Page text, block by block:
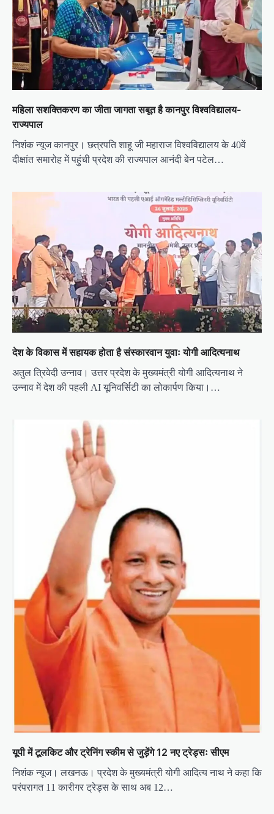
g
a
t
i
महिला सशक्तिकरण का जीता जागता सबूत है कानपुर विश्वविद्यालय-
राज्यपाल
निशंक न्यूज कानपुर। छत्रपति शाहू जी महाराज विश्वविद्यालय के 40वें
दीक्षांत समारोह में पहुंची प्रदेश की राज्यपाल आनंदी बेन पटेल…
देश के विकास में सहायक होता है संस्कारवान युवाः योगी आदित्यनाथ
अतुल त्रिवेदी उन्नाव। उत्तर प्रदेश के मुख्यमंत्री योगी आदित्यनाथ ने
उन्नाव में देश की पहली AI यूनिवर्सिटी का लोकार्पण किया।…
यूपी में टूलकिट और ट्रेनिंग स्कीम से जुड़ेंगे 12 नए ट्रेड्सः सीएम
निशंक न्यूज। लखनऊ। प्रदेश के मुख्यमंत्री योगी आदित्य नाथ ने कहा कि
परंपरागत 11 कारीगर ट्रेड्स के साथ अब 12…